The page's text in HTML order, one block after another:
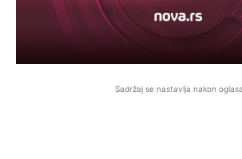
Sadržaj se nastavlja nakon oglasa